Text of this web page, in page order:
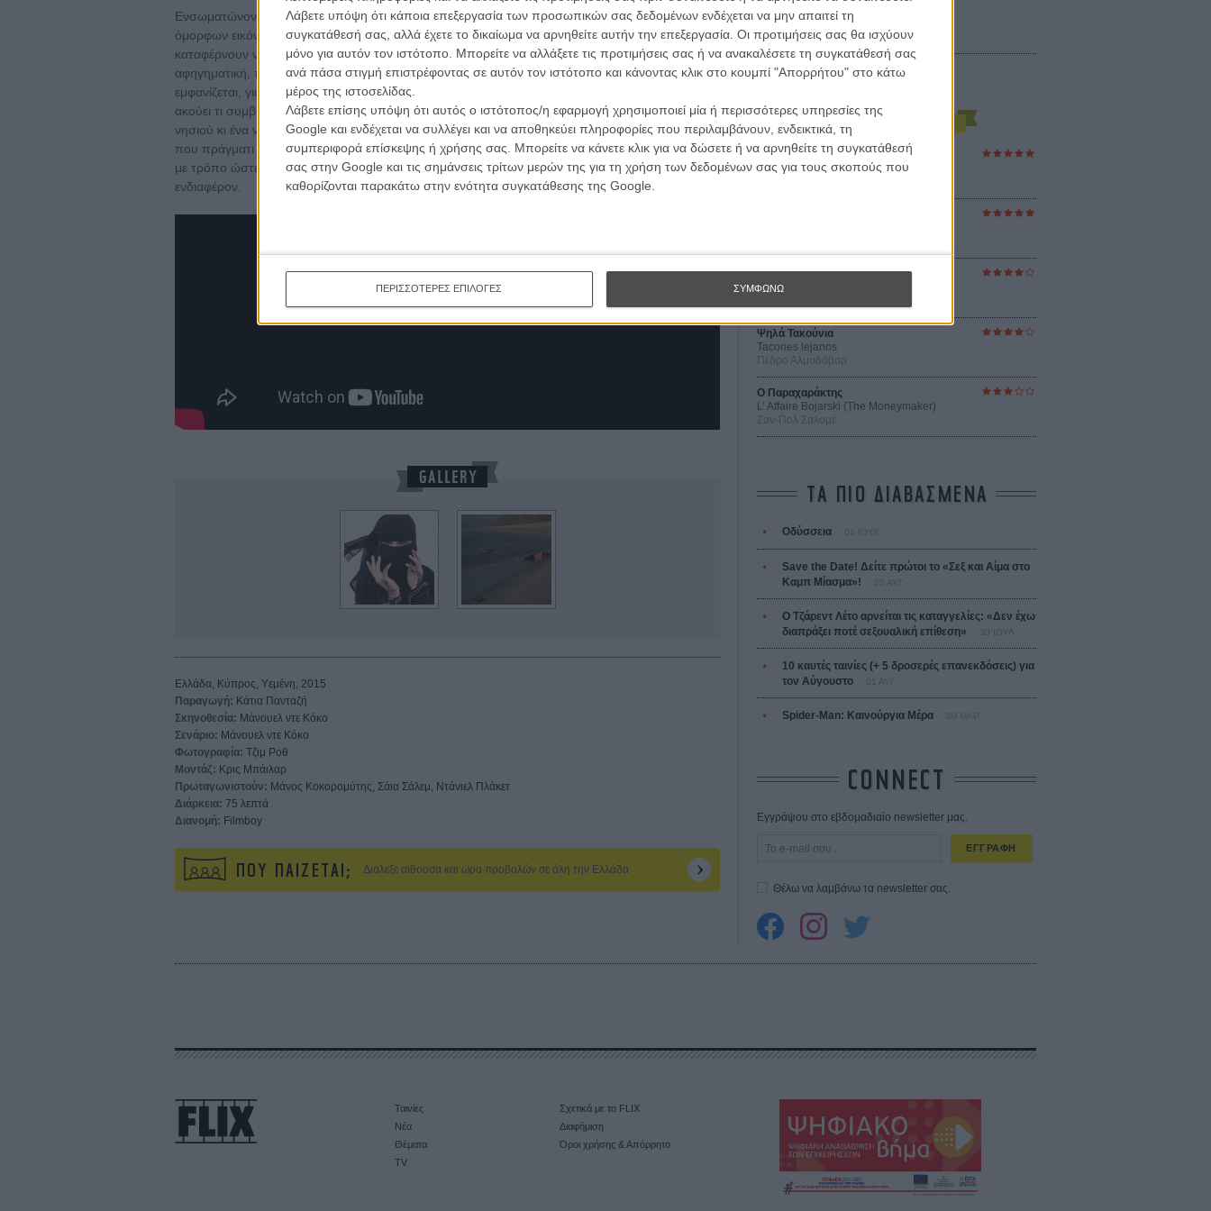
Λάβετε υπόψη ότι κάποια επεξεργασία των προσωπικών σας δεδομένων ενδέχεται να μην απαιτεί τη
συγκατάθεσή σας, αλλά έχετε το δικαίωμα να αρνηθείτε αυτήν την επεξεργασία. Οι προτιμήσεις σας θα ισχύουν
μόνο για αυτόν τον ιστότοπο. Μπορείτε να αλλάξετε τις προτιμήσεις σας ή να ανακαλέσετε τη συγκατάθεσή σας
ανά πάσα στιγμή επιστρέφοντας σε αυτόν τον ιστότοπο και κάνοντας κλικ στο κουμπί "Απορρήτου" στο κάτω
μέρος της ιστοσελίδας.
Λάβετε επίσης υπόψη ότι αυτός ο ιστότοπος/η εφαρμογή χρησιμοποιεί μία ή περισσότερες υπηρεσίες της
Google και ενδέχεται να συλλέγει και να αποθηκεύει πληροφορίες που περιλαμβάνουν, ενδεικτικά, τη
συμπεριφορά επίσκεψης ή χρήσης σας. Μπορείτε να κάνετε κλικ για να δώσετε ή να αρνηθείτε τη συγκατάθεσή
σας στην Google και τις σημάνσεις τρίτων μερών της για τη χρήση των δεδομένων σας για τους σκοπούς που
καθορίζονται παρακάτω στην ενότητα συγκατάθεσης της Google.
ΠΕΡΙΣΣΟΤΕΡΕΣ ΕΠΙΛΟΓΕΣ ΣΥΜΦΩΝΩ
Ενσωματώνοντας πραγματικό υλικό από την επανάσταση, η ταινία αποτελεί μια σύνθεση
όμορφων εικόνων, με μια φιλοδοξία προς το πειραματικό σινεμά, τα οποία ωστόσο δεν
καταφέρνουν να συνδεθούν σε μια ταινία που να έχει ειρμό, νόημα ή κάποιου είδους,
αφηγηματική, πολιτική ή αισθητική δύναμη. Ο Κοκορομύτης πρωταγωνιστεί (να λέγαμε
εμφανίζεται, γιατί ο ήρωάς του παραμένει ελλειπτικός), ένας σιωπηλός ηλικιωμένος άντρας
ακούει τι συμβαίνει με τις πολιτικές εξελίξεις, η κάμερα κάνει βόλτα στην απίθανη φύση του
νησιού κι ένα voice over μπολιάζει την εικόνα με φιλοσοφίες της δεκάρας. Κρίμα που το υλικό
που πράγματι είχε την ευκαιρία να γυρίσει ο Ντε Κόκο δε θεώρησε απαραίτητο να εκμεταλλευτεί
με τρόπο ώστε ν' αποτελέσει μια ταινία με δομή και στόχο, που θα μπορούσαμε να βλέπαμε με
ενδιαφέρον.
Ελλάδα, Κύπρος, Υεμένη, 2015
Παραγωγή: Κάτια Πανταζή
Σκηνοθεσία: Μάνουελ ντε Κόκο
Σενάριο: Μάνουελ ντε Κόκο
Φωτογραφία: Τζιμ Ροθ
Μοντάζ: Κρις Μπάιλαρ
Πρωταγωνιστούν: Μάνος Κοκορομύτης, Σάια Σάλεμ, Ντάνιελ Πλάκετ
Διάρκεια: 75 λεπτά
Διανομή: Filmboy
ΠΟΥ ΠΑΙΖΕΤΑΙ; Διάλεξε αίθουσα και ώρα προβολών σε όλη την Ελλάδα
Οι Αρμονίες Βερκμάιστερ
Werckmeister Harmonies
Οδύσσεια
The Odyssey
Ψηλά Τακούνια
Tacones lejanos
Πέδρο Αλμοδόβαρ
Ο Παραχαράκτης
L’ Affaire Bojarski (The Moneymaker)
Ζαν-Πολ Σαλομέ
ΤΑ ΠΙΟ ΔΙΑΒΑΣΜΕΝΑ
Οδύσσεια
Save the Date! Δείτε πρώτοι το «Σεξ και Αίμα στο
Καμπ Μίασμα»!
Ο Τζάρεντ Λέτο αρνείται τις καταγγελίες: «Δεν έχω
διαπράξει ποτέ σεξουαλική επίθεση»
10 καυτές ταινίες (+ 5 δροσερές επανεκδόσεις) για
τον Αύγουστο
Spider-Man: Καινούργια Μέρα 30 ΜΑΡ
CONNECT
Εγγράψου στο εβδομαδιαίο newsletter μας.
ΕΓΓΡΑΦΗ
Θέλω να λαμβάνω τα newsletter σας.
Ταινίες
Νέα
Θέματα
TV
Σχετικά με το FLIX
Διαφήμιση
Όροι χρήσης & Απόρρητο